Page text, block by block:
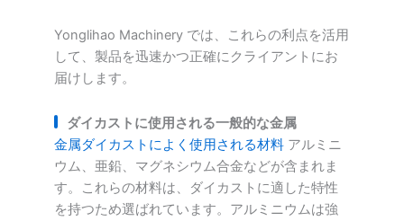
Yonglihao Machinery では、これらの利点を活用
して、製品を迅速かつ正確にクライアントにお
届けします。
ダイカストに使用される一般的な金属
金属ダイカストによく使用される材料 アルミニ
ウム、亜鉛、マグネシウム合金などが含まれま
す。これらの材料は、ダイカストに適した特性
を持つため選ばれています。アルミニウムは強